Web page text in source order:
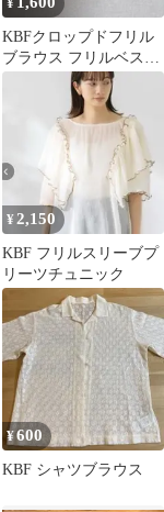
¥
KBFクロップドフリル
ブラウス フリルベス
ト ホワイト
¥2,150
KBF フリルスリーブプ
リーツチュニック
¥600
KBF シャツブラウス